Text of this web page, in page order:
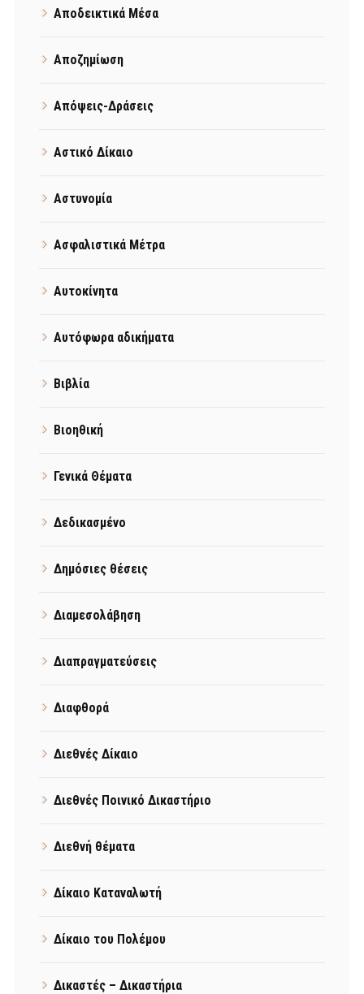
Αποδεικτικά Μέσα
Αποζημίωση
Απόψεις-Δράσεις
Αστικό Δίκαιο
Αστυνομία
Ασφαλιστικά Μέτρα
Αυτοκίνητα
Αυτόφωρα αδικήματα
Βιβλία
Βιοηθική
Γενικά Θέματα
Δεδικασμένο
Δημόσιες θέσεις
Διαμεσολάβηση
Διαπραγματεύσεις
Διαφθορά
Διεθνές Δίκαιο
Διεθνές Ποινικό Δικαστήριο
Διεθνή θέματα
Δίκαιο Καταναλωτή
Δίκαιο του Πολέμου
Δικαστές – Δικαστήρια